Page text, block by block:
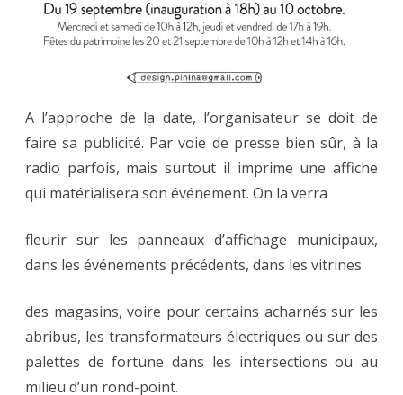
A l’approche de la date, l’organisateur se doit de
faire sa publicité. Par voie de presse bien sûr, à la
radio parfois, mais surtout il imprime une affiche
qui matérialisera son événement. On la verra
fleurir sur les panneaux d’affichage municipaux,
dans les événements précédents, dans les vitrines
des magasins, voire pour certains acharnés sur les
abribus, les transformateurs électriques ou sur des
palettes de fortune dans les intersections ou au
milieu d’un rond-point.